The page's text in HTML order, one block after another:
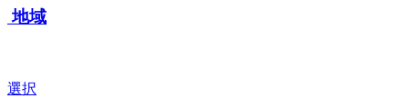
地域
選択